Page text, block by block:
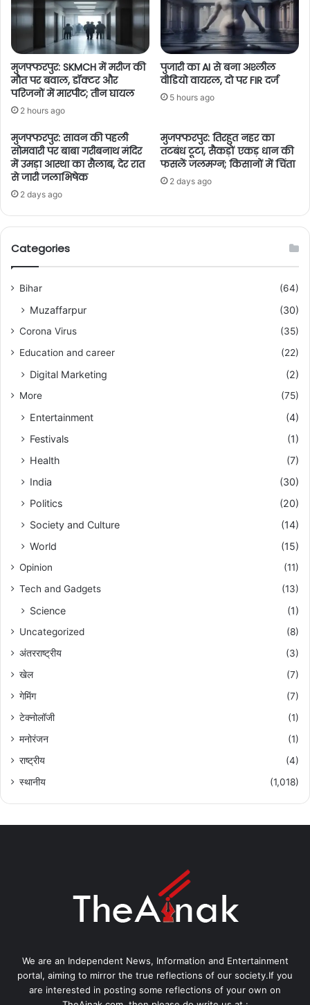
मुजफ्फरपुर: SKMCH में मरीज की
मौत पर बवाल, डॉक्टर और
परिजनों में मारपीट; तीन घायल
2 hours ago
पुजारी का AI से बना अश्लील
वीडियो वायरल, दो पर FIR दर्ज
5 hours ago
मुजफ्फरपुर: सावन की पहली
सोमवारी पर बाबा गरीबनाथ मंदिर
में उमड़ा आस्था का सैलाब, देर रात
से जारी जलाभिषेक
2 days ago
मुजफ्फरपुर: तिरहुत नहर का
तटबंध टूटा, सैकड़ों एकड़ धान की
फसलें जलमग्न; किसानों में चिंता
2 days ago
Categories
Bihar (64)
Muzaffarpur (30)
Corona Virus
(35)
Education and career
(22)
Digital Marketing (2)
More (75)
Entertainment
(4)
Festivals
(1)
Health
(7)
India
(30)
Politics
(20)
Society and Culture
(14)
World
(15)
Opinion
(11)
Tech and Gadgets
(13)
Science (1)
Uncategorized
(8)
अंतरराष्ट्रीय
(3)
खेल
(7)
गेमिंग
(7)
टेक्नोलॉजी
(1)
मनोरंजन
(1)
राष्ट्रीय
(4)
स्थानीय
(1,018)
We are an Independent News, Information and Entertainment
portal, aiming to mirror the true reflections of our society.If you
are interested in posting some reflections of your own on